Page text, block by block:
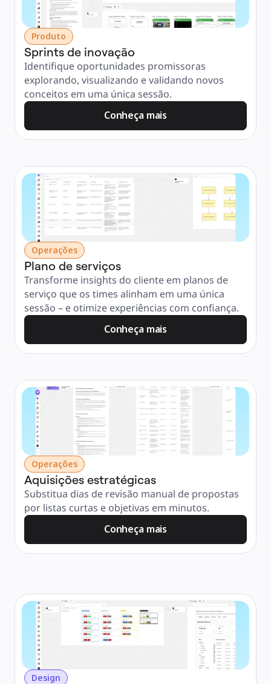
Produto
Sprints de inovação
Identifique oportunidades promissoras
explorando, visualizando e validando novos
conceitos em uma única sessão.
Conheça mais
Operações
Plano de serviços
Transforme insights do cliente em planos de
serviço que os times alinham em uma única
sessão – e otimize experiências com confiança.
Conheça mais
Operações
Aquisições estratégicas
Substitua dias de revisão manual de propostas
por listas curtas e objetivas em minutos.
Conheça mais
Design